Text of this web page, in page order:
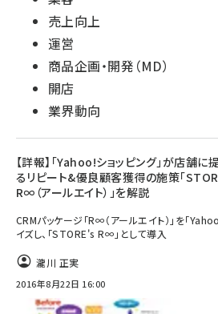
売上向上
運営
商品企画・開発（MD）
開店
業界動向
【詳報】「Yahoo!ショッピング」が店舗に
るリピート&優良顧客獲得の施策「
R∞（アールエイト）」を解説
CRMパッケージ「R∞（アールエイト）」を「
イズし、「STORE's R∞」として導入
瀧川 正実
2016年8月22日 16:00